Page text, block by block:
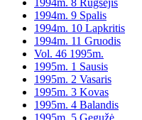
1994m. 8 Rugsėjis
1994m. 9 Spalis
1994m. 10 Lapkritis
1994m. 11 Gruodis
Vol. 46 1995m.
1995m. 1 Sausis
1995m. 2 Vasaris
1995m. 3 Kovas
1995m. 4 Balandis